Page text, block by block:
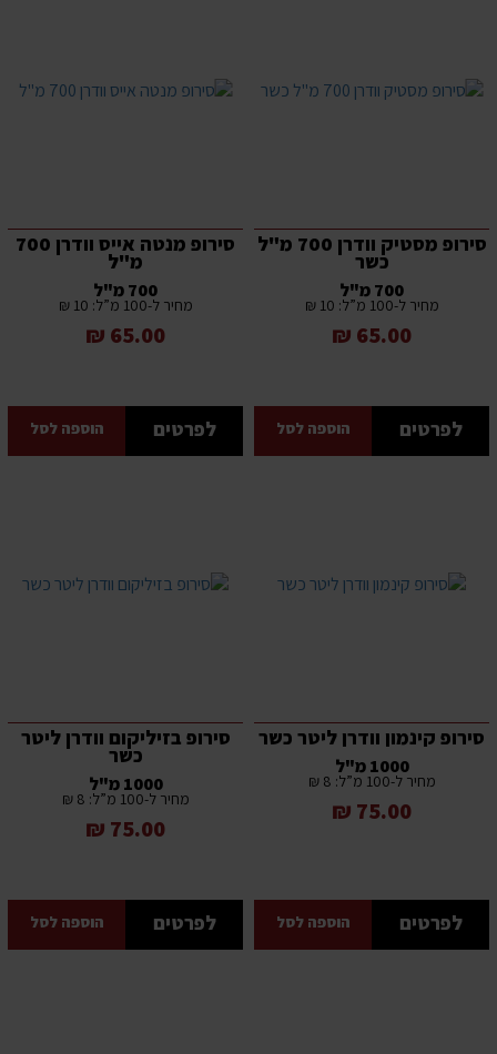
סירופ מסטיק וודרן 700 מ"ל
כשר
700 מ"ל
מחיר ל-100 מ”ל: 10 ₪
65.00 ₪
לפרטים הוספה לסל
סירופ מנטה אייס וודרן 700
מ"ל
700 מ"ל
מחיר ל-100 מ”ל: 10 ₪
65.00 ₪
לפרטים הוספה לסל
סירופ קינמון וודרן ליטר כשר
1000 מ"ל
מחיר ל-100 מ”ל: 8 ₪
75.00 ₪
לפרטים הוספה לסל
סירופ בזיליקום וודרן ליטר
כשר
1000 מ"ל
מחיר ל-100 מ”ל: 8 ₪
75.00 ₪
לפרטים הוספה לסל